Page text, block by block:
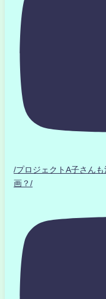
/プロジェクトA子さん
画？/